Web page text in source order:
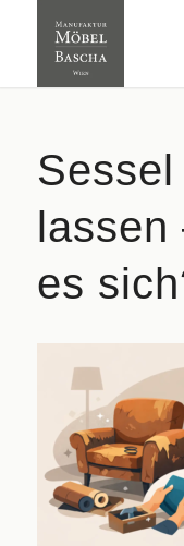
lassen
es